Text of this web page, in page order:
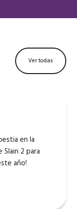
Ver todas
en la
2 para
año!